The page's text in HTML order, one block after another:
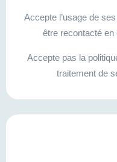
Accepte l’usage de
être recontacté
Accepte pas la
traitement de